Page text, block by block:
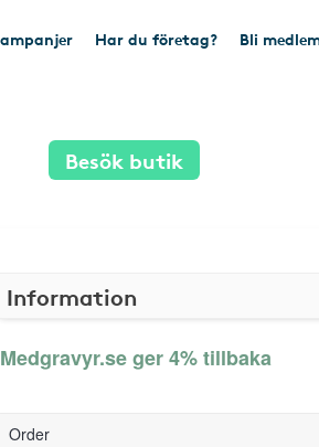
Har du företag? Bli
Besök butik
Information
Medgravyr.se ger 4% tillbaka
Order